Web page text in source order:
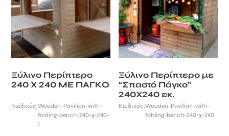
Ξύλινο Περίπτερο
240 Χ 240 ΜΕ ΠΑΓΚΟ
Κωδικός:Wooden-Pavilion-with-
folding-bench-240-χ-240-
1
Ξύλινο Περίπτερο με
“Σπαστό Πάγκο”
240Χ240 εκ.
Κωδικός:Wooden-Pavilion-with-
folding-bench-240-χ-240